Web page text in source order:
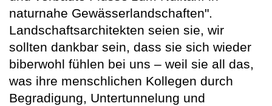
naturnahe Gewässerlandschaften".
Landschaftsarchitekten seien sie, wir
sollten dankbar sein, dass sie sich wieder
biberwohl fühlen bei uns – weil sie all das,
was ihre menschlichen Kollegen durch
Begradigung, Untertunnelung und